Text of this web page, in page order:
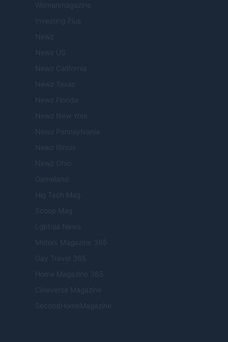
Womanmagazine
Investing Plus
Newz
Newz US
Newz California
Newz Texas
Newz Florida
Newz New York
Newz Pennsylvania
Newz Illinois
Newz Ohio
Gameland
Hig Tech Mag
Scoop Mag
Lgbtqia News
Motors Magazine 365
Day Travel 365
Home Magazine 365
Cineverse Magazine
SecondHomeMagazine